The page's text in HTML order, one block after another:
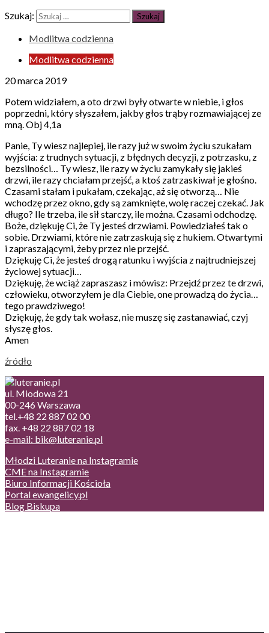
Szukaj:
Modlitwa codzienna
Modlitwa codzienna
20 marca 2019
Potem widziałem, a oto drzwi były otwarte w niebie, i głos
poprzedni, który słyszałem, jakby głos trąby rozmawiającej ze
mną. Obj 4,1a
Panie, Ty wiesz najlepiej, ile razy już w swoim życiu szukałam
wyjścia: z trudnych sytuacji, z błędnych decyzji, z potrzasku, z
bezsilności… Ty wiesz, ile razy w życiu zamykały się jakieś
drzwi, ile razy chciałam przejść, a ktoś zatrzaskiwał je głośno.
Czasami stałam i pukałam, czekając, aż się otworzą… Nie
wchodzę przez okno, gdy są zamknięte, wolę raczej czekać. Jak
długo? Ile trzeba, ile sił starczy, ile można. Czasami odchodzę.
Boże, dziękuję Ci, że Ty jesteś drzwiami. Powiedziałeś tak o
sobie. Drzwiami, które nie zatrzaskują się z hukiem. Otwartymi
i zapraszającymi, żeby przez nie przejść.
Dziękuję Ci, że jesteś drogą ratunku i wyjścia z najtrudniejszej
życiowej sytuacji…
Dziękuję, że wciąż zapraszasz i mówisz: Przejdź przez te drzwi,
człowieku, otworzyłem je dla Ciebie, one prowadzą do życia…
tego prawdziwego!
Dziękuję, że gdy tak wołasz, nie muszę się zastanawiać, czyj
słyszę głos.
Amen
źródło
ul. Miodowa 21
00-246 Warszawa
tel.+48 22 887 02 00
fax. +48 22 887 02 18
e-mail: bik@luteranie.pl
Młodzi Luteranie na Instagramie
CME na Instagramie
Biuro Informacji Kościoła
Portal ewangelicy.pl
Blog Biskupa